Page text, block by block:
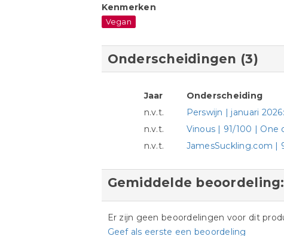
Kenmerken
Vegan
Onderscheidingen (3)
Jaar
Onderscheiding
n.v.t.
Perswijn | januari
n.v.t.
Vinous | 91/100 |
n.v.t.
JamesSuckling.com |
Gemiddelde beoordeling:
Er zijn geen beoordelingen voor dit
Geef als eerste een beoordeling